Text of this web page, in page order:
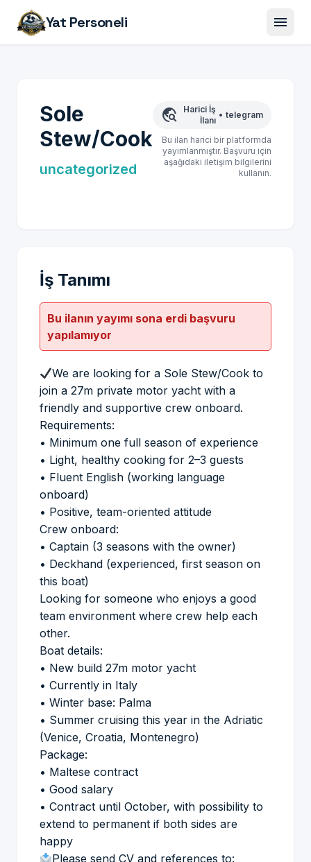
Yat Personeli menu
Sole
Stew/Cook
uncategorized
travel_explore
Harici İş
İlanı
• telegram
Bu ilan harici bir platformda
yayımlanmıştır. Başvuru için
aşağıdaki iletişim bilgilerini
kullanın.
İş Tanımı
Bu ilanın yayımı sona erdi başvuru
yapılamıyor
We are looking for a Sole Stew/Cook to
join a 27m private motor yacht with a
friendly and supportive crew onboard.
Requirements:
• Minimum one full season of experience
• Light, healthy cooking for 2–3 guests
• Fluent English (working language
onboard)
• Positive, team-oriented attitude
Crew onboard:
• Captain (3 seasons with the owner)
• Deckhand (experienced, first season on
this boat)
Looking for someone who enjoys a good
team environment where crew help each
other.
Boat details:
• New build 27m motor yacht
• Currently in Italy
• Winter base: Palma
• Summer cruising this year in the Adriatic
(Venice, Croatia, Montenegro)
Package:
• Maltese contract
• Good salary
• Contract until October, with possibility to
extend to permanent if both sides are
happy
Please send CV and references to: